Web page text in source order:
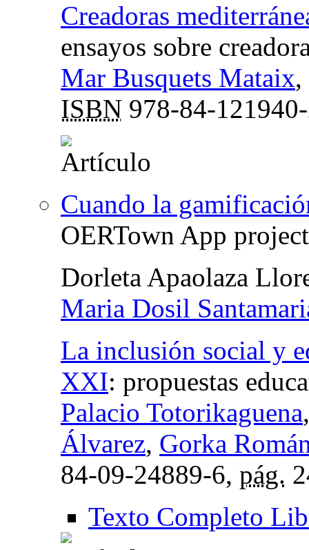
Creadoras
ensayos sobre
Mar Busquets Mataix,
ISBN 978-84-
Cuando la
OERTown App project
Dorleta Apaolaza
Maria Dosil
La inclusión social y
XXI: propuestas
Palacio Totorikaguena
Álvarez, Gorka
84-09-24889-6, pág.
Texto Completo